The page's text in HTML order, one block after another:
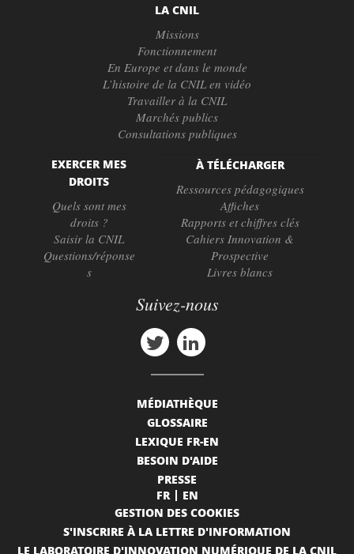
LA CNIL
Missions
Fonctionnement
En Europe et dans le monde
L’histoire de la CNIL en vidéo
Travailler à la CNIL
Marchés publics
Consultations publiques
EXERCER MES
DROITS
Quels sont mes
droits ?
Saisir la CNIL
Questions/réponse
s
À TÉLÉCHARGER
Ressources pédagogiques
Affiches
Rapports et chiffres clés
Cahiers Innovation &
Prospective
Livres blancs
Suivez-nous
MÉDIATHÈQUE
GLOSSAIRE
LEXIQUE FR-EN
BESOIN D'AIDE
PRESSE
FR
EN
GESTION DES COOKIES
S'INSCRIRE À LA LETTRE D'INFORMATION
LE LABORATOIRE D'INNOVATION NUMÉRIQUE DE LA CNIL